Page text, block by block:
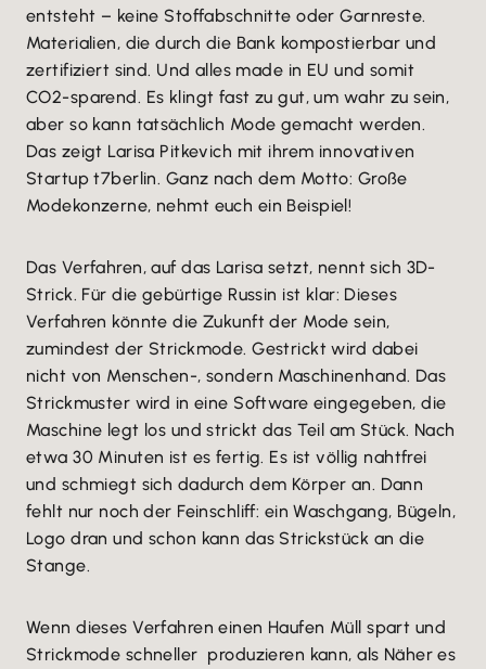
entsteht – keine Stoffabschnitte oder Garnreste.
Materialien, die durch die Bank kompostierbar und
zertifiziert sind. Und alles made in EU und somit
CO2-sparend. Es klingt fast zu gut, um wahr zu sein,
aber so kann tatsächlich Mode gemacht werden.
Das zeigt Larisa Pitkevich mit ihrem innovativen
Startup t7berlin. Ganz nach dem Motto: Große
Modekonzerne, nehmt euch ein Beispiel!
Das Verfahren, auf das Larisa setzt, nennt sich 3D-
Strick. Für die gebürtige Russin ist klar: Dieses
Verfahren könnte die Zukunft der Mode sein,
zumindest der Strickmode. Gestrickt wird dabei
nicht von Menschen-, sondern Maschinenhand. Das
Strickmuster wird in eine Software eingegeben, die
Maschine legt los und strickt das Teil am Stück. Nach
etwa 30 Minuten ist es fertig. Es ist völlig nahtfrei
und schmiegt sich dadurch dem Körper an. Dann
fehlt nur noch der Feinschliff: ein Waschgang, Bügeln,
Logo dran und schon kann das Strickstück an die
Stange.
Wenn dieses Verfahren einen Haufen Müll spart und
Strickmode schneller produzieren kann, als Näher es